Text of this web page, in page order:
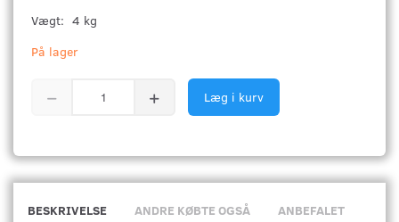
Vægt: 4 kg
På lager
Læg i kurv
BESKRIVELSE ANDRE KØBTE OGSÅ ANBEFALET